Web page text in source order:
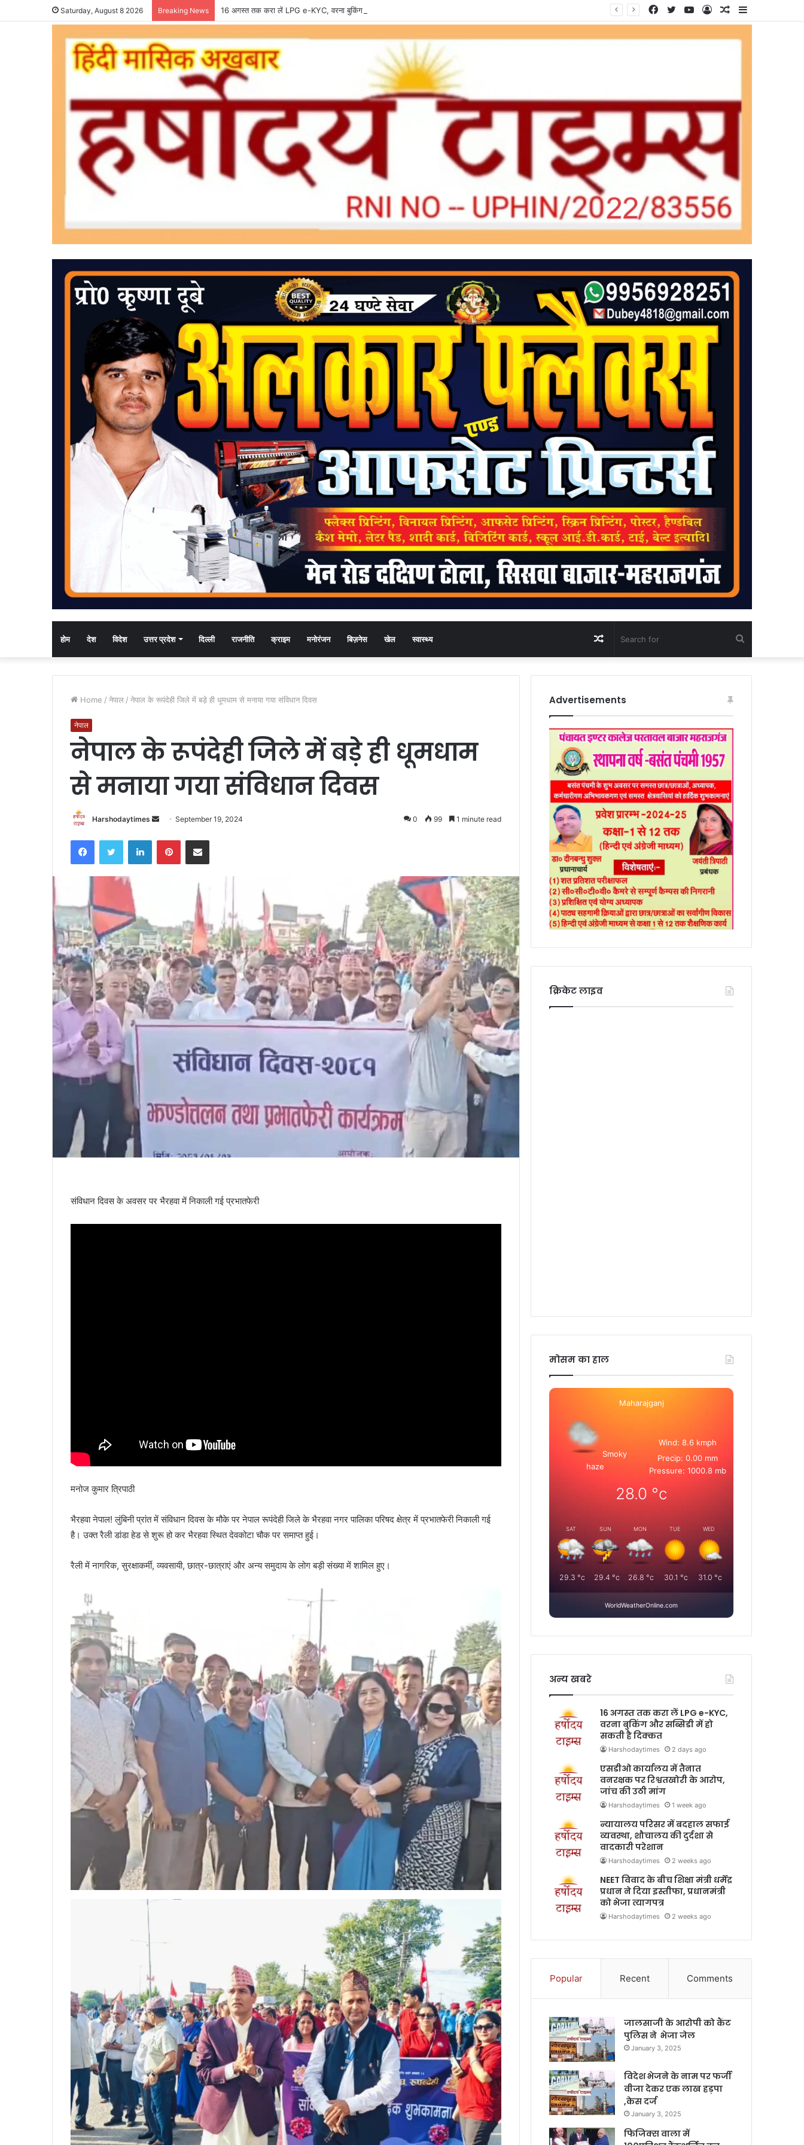
Saturday, August 8 2026 Breaking News 16 अगस्त तक करा लें LPG e-KYC, वरना बुकिंग और सब्सिडी में हो सकती है दिक्कत Sidebar
Random
Log
YouTube
Twitter
Facebook
होम देश विदेश उत्तर प्रदेश दिल्ली राजनीति क्राइम मनोरंजन बिज़नेस खेल स्वास्थ्य
for
Random
Article
Home / नेपाल / नेपाल के रूपंदेही जिले में बड़े ही धूमधाम से मनाया गया संविधान दिवस
नेपाल
नेपाल के रूपंदेही जिले में बड़े ही धूमधाम
से मनाया गया संविधान दिवस
Harshodaytimes
Send
email
September 19, 2024 0 99 1 minute read
FacebookTwitter LinkedInPinterestShare via Email
संविधान दिवस के अवसर पर भैरहवा में निकाली गई प्रभातफेरी
मनोज कुमार त्रिपाठी
भैरहवा नेपाल! लुंबिनी प्रांत में संविधान दिवस के मौके पर नेपाल रूपंदेही जिले के भैरहवा नगर पालिका परिषद क्षेत्र में प्रभातफेरी निकाली गई
है। उक्त रैली डांडा हेड से शुरू हो कर भैरहवा स्थित देवकोटा चौक पर समाप्त हुई।
रैली में नागरिक, सुरक्षाकर्मी, व्यवसायी, छात्र-छात्राएं और अन्य समुदाय के लोग बड़ी संख्या में शामिल हुए।
Advertisements
क्रिकेट लाइव
मोसम का हाल
Maharajganj
Smoky
haze
Wind: 8.6 kmph
Precip: 0.00 mm
Pressure: 1000.8 mb
28.0 °c
SAT
29.3 °c
SUN
29.4 °c
MON
26.8 °c
TUE
30.1 °c
WED
31.0 °c
WorldWeatherOnline.com
अन्य खबरे
16 अगस्त तक करा लें LPG e-KYC,
वरना बुकिंग और सब्सिडी में हो
सकती है दिक्कत
Harshodaytimes 2 days ago
एसडीओ कार्यालय में तैनात
वनरक्षक पर रिश्वतखोरी के आरोप,
जांच की उठी मांग
Harshodaytimes 1 week ago
न्यायालय परिसर में बदहाल सफाई
व्यवस्था, शौचालय की दुर्दशा से
वादकारी परेशान
Harshodaytimes 2 weeks ago
NEET विवाद के बीच शिक्षा मंत्री धर्मेंद्र
प्रधान ने दिया इस्तीफा, प्रधानमंत्री
को भेजा त्यागपत्र
Harshodaytimes 2 weeks ago
Popular Recent Comments
जालसाजी के आरोपी को कैंट
पुलिस ने भेजा जेल
January 3, 2025
विदेश भेजने के नाम पर फर्जी
वीजा देकर एक लाख हड़पा
,केस दर्ज
January 3, 2025
फिजिक्स वाला में